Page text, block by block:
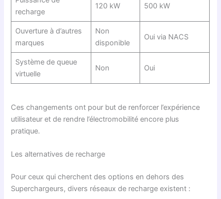
recharge
120 kW 500 kW
Ouverture à d’autres
marques
Non
disponible
Oui via NACS
Système de queue
virtuelle
Non Oui
Ces changements ont pour but de renforcer l’expérience
utilisateur et de rendre l’électromobilité encore plus
pratique.
Les alternatives de recharge
Pour ceux qui cherchent des options en dehors des
Superchargeurs, divers réseaux de recharge existent :